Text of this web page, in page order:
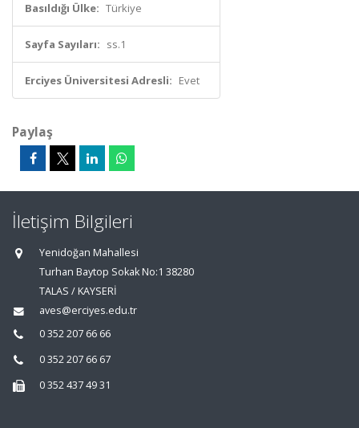
Basıldığı Ülke: Türkiye
Sayfa Sayıları: ss.1
Erciyes Üniversitesi Adresli: Evet
Paylaş
İletişim Bilgileri
Yenidoğan Mahallesi
Turhan Baytop Sokak No:1 38280
TALAS / KAYSERİ
aves@erciyes.edu.tr
0 352 207 66 66
0 352 207 66 67
0 352 437 49 31